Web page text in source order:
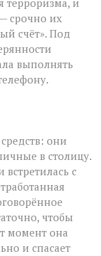
терроризма, и
срочно их
счёт». Под
выполнять
они
в столицу.
с
чтобы
момент она
и спасает